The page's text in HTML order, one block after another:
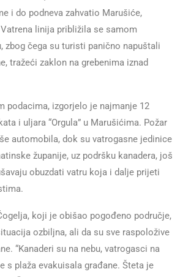
i do podneva zahvatio Marušiće,
linija približila se samom
zbog čega su turisti panično napuštali
tražeći zaklon na grebenima iznad
podacima, izgorjelo je najmanje 12
i uljara “Orgula” u Marušićima. Požar
automobila, dok su vatrogasne jedinice
županije, uz podršku kanadera, još
obuzdati vatru koja i dalje prijeti
koji je obišao pogođeno područje,
ozbiljna, ali da su sve raspoložive
“Kanaderi su na nebu, vatrogasci na
s plaža evakuisala građane. Šteta je